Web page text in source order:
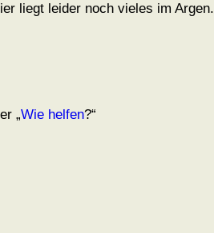
liegt leider noch vieles im Argen.
„Wie helfen?“